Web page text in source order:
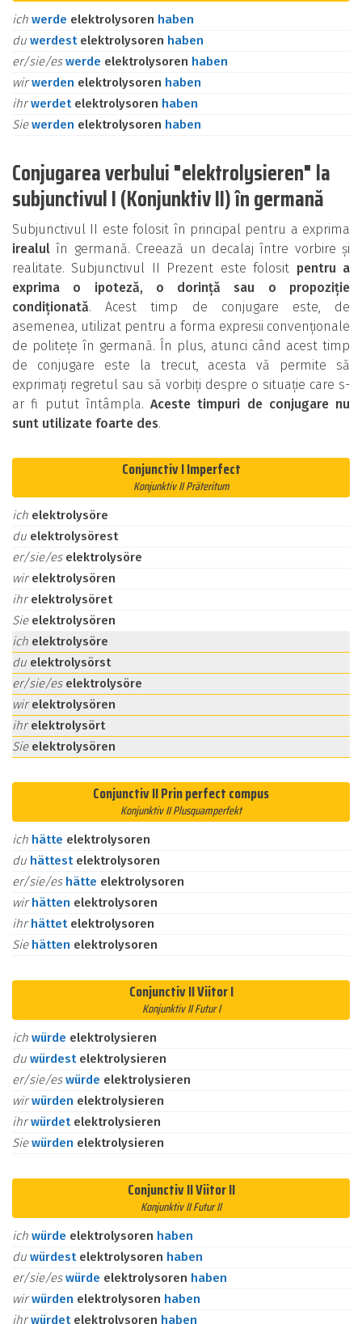
ich werde elektrolysoren haben
du werdest elektrolysoren haben
er/sie/eswerde elektrolysoren haben
wirwerden elektrolysoren haben
ihrwerdet elektrolysoren haben
Siewerden elektrolysoren haben
Conjugarea verbului "elektrolysieren" la
subjunctivul I (Konjunktiv II) în germană
Subjunctivul II este folosit în principal pentru a exprima
irealul în germană. Creează un decalaj între vorbire și
realitate. Subjunctivul II Prezent este folosit pentru a
exprima o ipoteză, o dorință sau o propoziție
condiționată. Acest timp de conjugare este, de
asemenea, utilizat pentru a forma expresii convenționale
de politețe în germană. În plus, atunci când acest timp
de conjugare este la trecut, acesta vă permite să
exprimați regretul sau să vorbiți despre o situație care s-
ar fi putut întâmpla. Aceste timpuri de conjugare nu
sunt utilizate foarte des.
Conjunctiv I Imperfect
Konjunktiv II Präteritum
ich elektrolysöre
du elektrolysörest
er/sie/es elektrolysöre
wirelektrolysören
ihrelektrolysöret
Sie elektrolysören
ich elektrolysöre
du elektrolysörst
er/sie/es elektrolysöre
wirelektrolysören
ihrelektrolysört
Sie elektrolysören
Conjunctiv II Prin perfect compus
Konjunktiv II Plusquamperfekt
ich hätte elektrolysoren
du hättest elektrolysoren
er/sie/es hätte elektrolysoren
wirhätten elektrolysoren
ihrhättet elektrolysoren
Sie hätten elektrolysoren
Conjunctiv II Viitor I
Konjunktiv II Futur I
ich würde elektrolysieren
du würdest elektrolysieren
er/sie/eswürde elektrolysieren
wirwürden elektrolysieren
ihrwürdet elektrolysieren
Siewürden elektrolysieren
Conjunctiv II Viitor II
Konjunktiv II Futur II
ich würde elektrolysoren haben
du würdest elektrolysoren haben
er/sie/eswürde elektrolysoren haben
wirwürden elektrolysoren haben
ihrwürdet elektrolysoren haben